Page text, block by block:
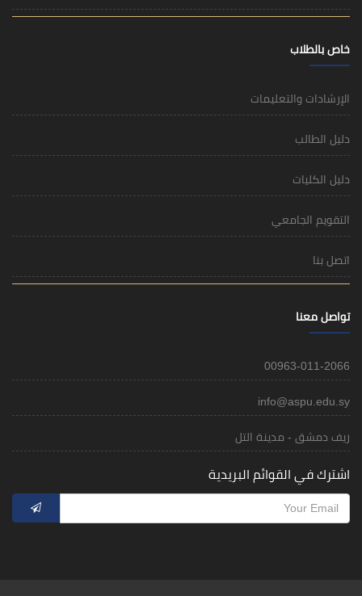
خاص بالطلاب
الإرشادات والتعليمات
دليل الطالب
دليل الكليات
التقويم الجامعي
اتصل بنا
تواصل معنا
00963-011-2066
info@aspu.edu.sy
ريف دمشق - مدينة التل
اشترك في القوائم البريدية